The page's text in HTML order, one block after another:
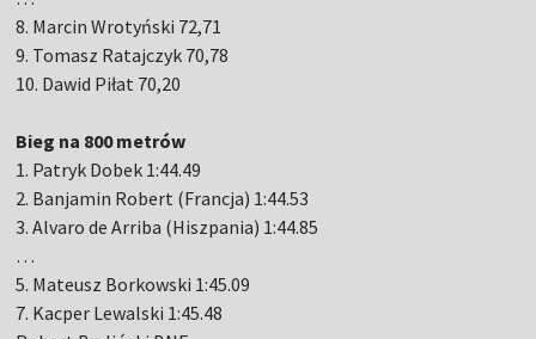
8. Marcin Wrotyński 72,71
9. Tomasz Ratajczyk 70,78
10. Dawid Piłat 70,20
Bieg na 800 metrów
1. Patryk Dobek 1:44.49
2. Banjamin Robert (Francja) 1:44.53
3. Alvaro de Arriba (Hiszpania) 1:44.85
…
5. Mateusz Borkowski 1:45.09
7. Kacper Lewalski 1:45.48